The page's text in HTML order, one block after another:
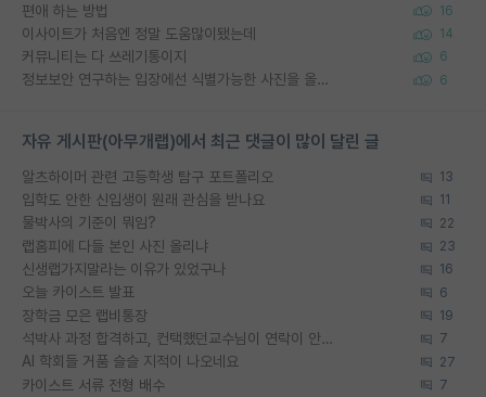
편애 하는 방법 16
이사이트가 처음엔 정말 도움많이됐는데 14
커뮤니티는 다 쓰레기통이지 6
정보보안 연구하는 입장에선 식별가능한 사진을 올리는건 비추이긴함 6
자유 게시판(아무개랩)에서 최근 댓글이 많이 달린 글
알츠하이머 관련 고등학생 탐구 포트폴리오 13
입학도 안한 신입생이 원래 관심을 받나요 11
물박사의 기준이 뭐임? 22
랩홈피에 다들 본인 사진 올리냐 23
신생랩가지말라는 이유가 있었구나 16
오늘 카이스트 발표 6
장학금 모은 랩비통장 19
석박사 과정 합격하고, 컨택했던교수님이 연락이 안됩니다... 7
AI 학회들 거품 슬슬 지적이 나오네요 27
카이스트 서류 전형 배수 7